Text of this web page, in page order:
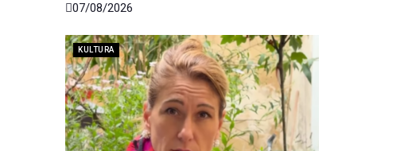
07/08/2026
KULTURA